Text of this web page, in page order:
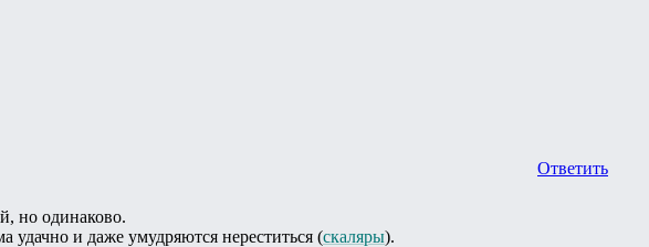
Ответить
но одинаково.
удачно и даже умудряются нереститься (скаляры).